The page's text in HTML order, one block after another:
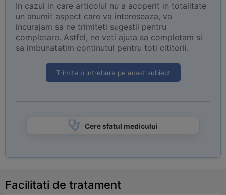
In cazul in care articolul nu a acoperit in totalitate
un anumit aspect care va intereseaza, va
incurajam sa ne trimiteti sugestii pentru
completare. Astfel, ne veti ajuta sa completam si
sa imbunatatim continutul pentru toti cititorii.
Trimite o intrebare pe acest subiect
Cere sfatul medicului
Facilitati de tratament